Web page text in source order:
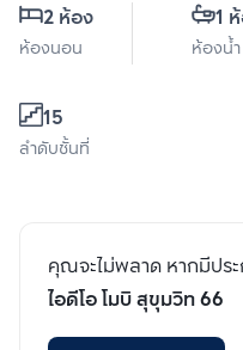
2 ห้อง
ห้องนอน
1
ห้องน้ำ
15
ลำดับชั้นที่
คุณจะไม่พลาด หากมีประ
ไอดีโอ โมบิ สุขุมวิท 66